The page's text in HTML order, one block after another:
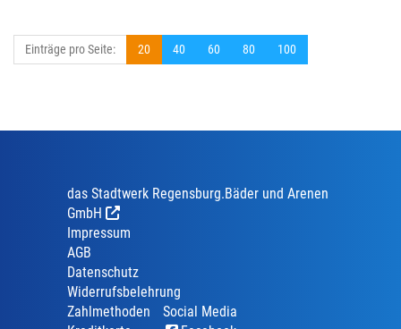
Einträge pro Seite: 20 40 60 80 100
das Stadtwerk Regensburg.Bäder und Arenen
GmbH
Impressum
AGB
Datenschutz
Widerrufsbelehrung
Zahlmethoden
Social Media